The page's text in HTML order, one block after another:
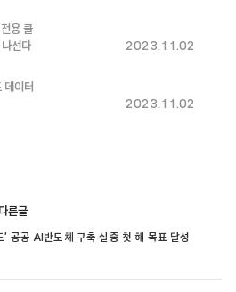
용 클
선다
2023.11.02
이터
2023.11.02
글
공 AI반도체 구축∙실증 첫 해 목표 달성